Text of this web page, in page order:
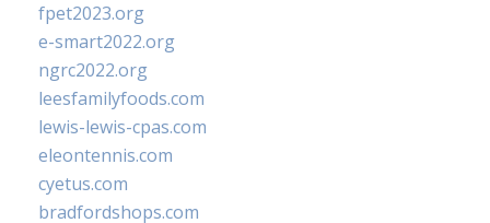
fpet2023.org
e-smart2022.org
ngrc2022.org
leesfamilyfoods.com
lewis-lewis-cpas.com
eleontennis.com
cyetus.com
bradfordshops.com